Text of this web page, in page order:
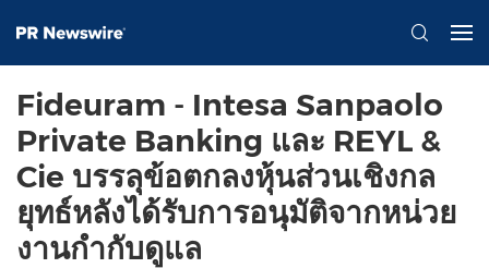
Fideuram - Intesa Sanpaolo
Private Banking และ REYL &
Cie บรรลุข้อตกลงหุ้นส่วนเชิงกล
ยุทธ์หลังได้รับการอนุมัติจากหน่วย
งานกำกับดูแล